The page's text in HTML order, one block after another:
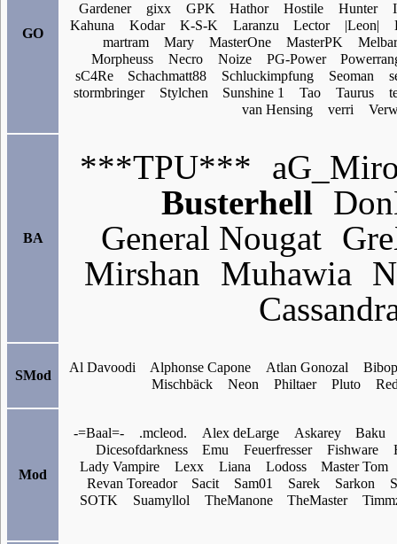
GO
Gardener gixx GPK Hathor Hostile Hunter
Kahuna
Kodar K-S-K Laranzu Lector |Leon|
martram
Mary MasterOne MasterPK
Morpheuss
Necro Noize PG-Power
sC4Re
Schachmatt88 Schluckimpfung Seoman
stormbringer
Stylchen Sunshine 1 Tao Taurus
van Hensing
verri
BA
***TPU***
Busterhell
General Nougat
Mirshan
Muhawia
SMod
Al Davoodi Alphonse Capone Atlan Gonozal
Mischbäck
Neon Philtaer Pluto
Mod
-=Baal=- .mcleod. Alex deLarge Askarey
Baku
Dicesofdarkness
Emu Feuerfresser Fishware
Lady Vampire
Lexx Liana Lodoss
Master Tom
Revan Toreador
Sacit Sam01 Sarek Sarkon
SOTK
Suamyllol TheManone TheMaster